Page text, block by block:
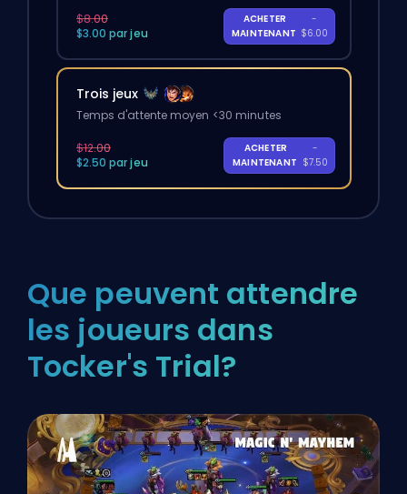
$8.00
$3.00 par jeu
ACHETER
MAINTENANT
-
$6.00
Trois jeux
Temps d'attente moyen <30 minutes
$12.00
$2.50 par jeu
ACHETER
MAINTENANT
-
$7.50
Que peuvent attendre
les joueurs dans
Tocker's Trial?